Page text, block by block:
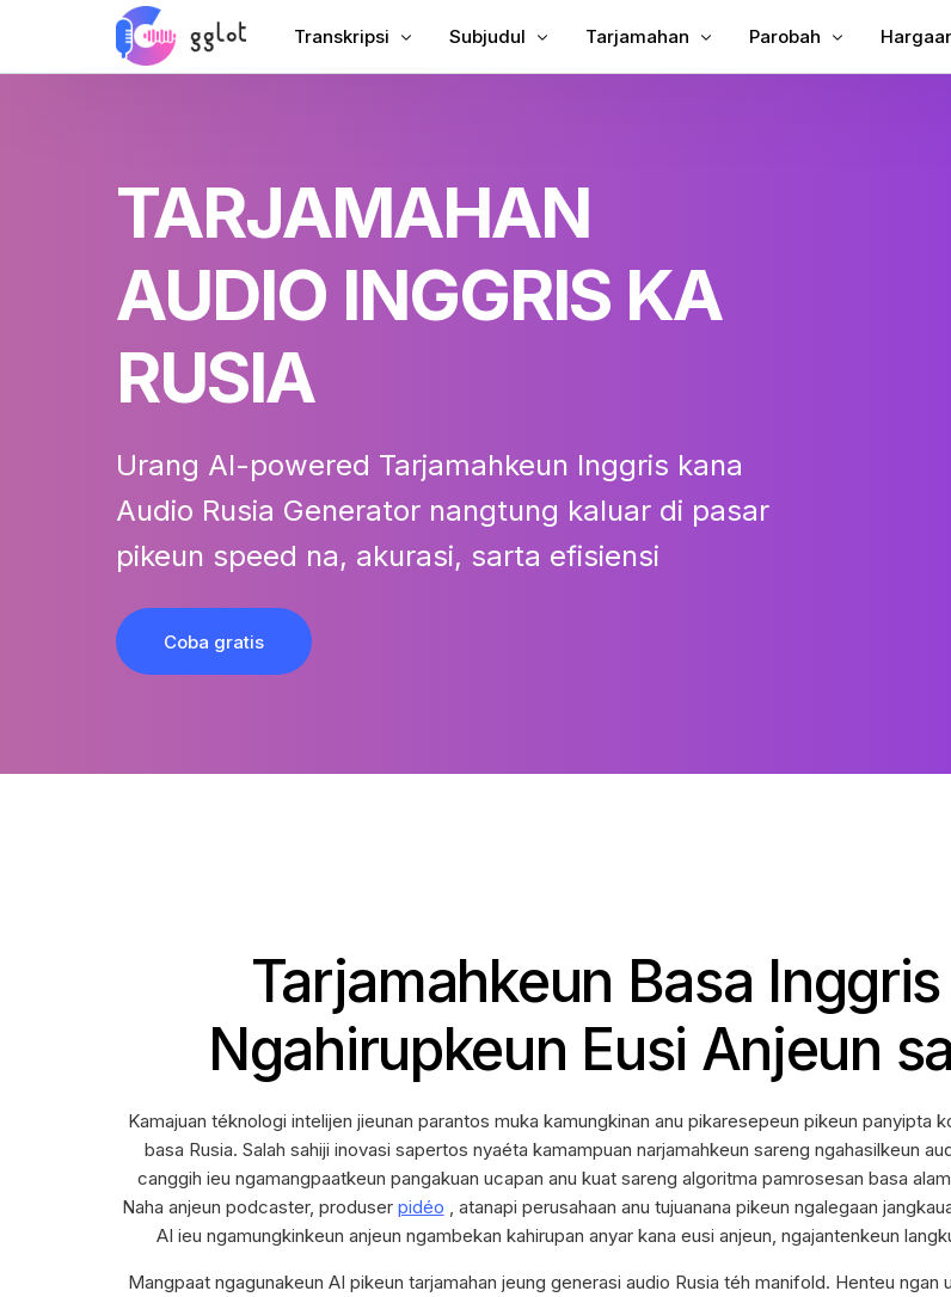
Transkripsi
Nranskripsikeun YouTube
Audio ka Téks
Audiobook Voiceover
Subjudul
Subtitle Cina
Panarjamah Subjudul
Tarjamahan Parobah
TARJAMAHAN
AUDIO INGGRIS KA
RUSIA
Urang AI-powered Tarjamahkeun Inggris kana
Audio Rusia Generator nangtung kaluar di pasar
pikeun speed na, akurasi, sarta efisiensi
Coba gratis
Tarjamahkeun Basa
Ngahirupkeun Eusi Anjeun
Kamajuan téknologi intelijen jieunan parantos muka kamungkinan anu pikaresepeun pikeun panyipta
basa Rusia. Salah sahiji inovasi sapertos nyaéta kamampuan narjamahkeun sareng ngahasilkeun
canggih ieu ngamangpaatkeun pangakuan ucapan anu kuat sareng algoritma pamrosesan basa
Naha anjeun podcaster, produser pidéo , atanapi perusahaan anu tujuanana pikeun ngalegaan
AI ieu ngamungkinkeun anjeun ngambekan kahirupan anyar kana eusi anjeun, ngajantenkeun
Mangpaat ngagunakeun AI pikeun tarjamahan jeung generasi audio Rusia téh manifold. Henteu